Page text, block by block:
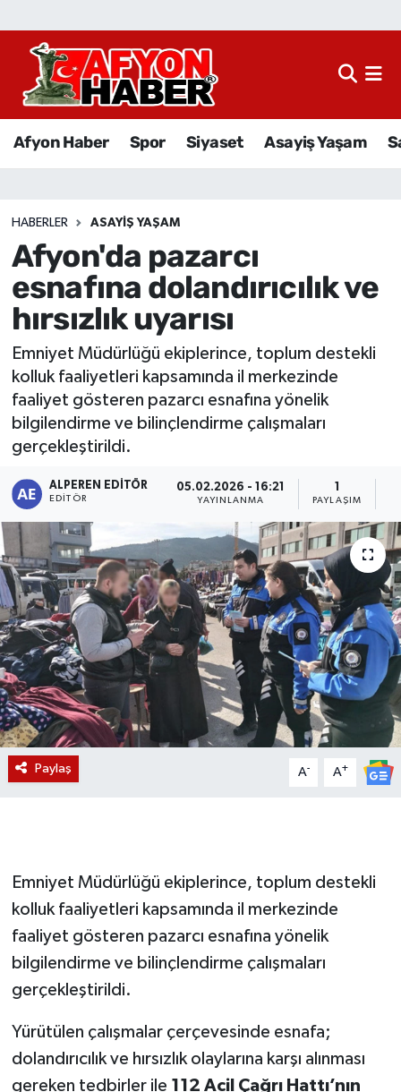
Afyon Haber Spor Siyaset Asayiş Yaşam
HABERLER ASAYIŞ YAŞAM
Afyon'da pazarcı
esnafına dolandırıcılık ve
hırsızlık uyarısı
Emniyet Müdürlüğü ekiplerince, toplum destekli
kolluk faaliyetleri kapsamında il merkezinde
faaliyet gösteren pazarcı esnafına yönelik
bilgilendirme ve bilinçlendirme çalışmaları
gerçekleştirildi.
ALPEREN EDITÖR
EDITÖR
05.02.2026 - 16:21
YAYINLANMA PAYLAŞIM
Paylaş A- A+
Emniyet Müdürlüğü ekiplerince, toplum destekli
kolluk faaliyetleri kapsamında il merkezinde
faaliyet gösteren pazarcı esnafına yönelik
bilgilendirme ve bilinçlendirme çalışmaları
gerçekleştirildi.
Yürütülen çalışmalar çerçevesinde esnafa;
dolandırıcılık ve hırsızlık olaylarına karşı alınması
gereken tedbirler ile 112 Acil Çağrı Hattı’nın
Afyon Haber
Sağlık
Eğitim
Ekonomi
Magazin
Etkinlikler